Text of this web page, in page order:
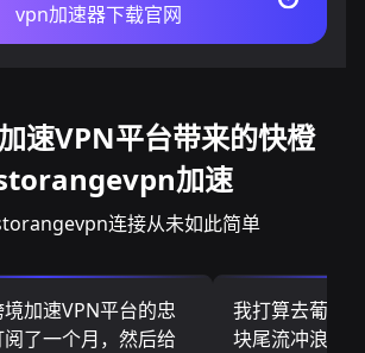
vpn加速器下载官网
速VPN平台带来的快橙
加速
连接从未如此简单
加速VPN平台的忠
了一个月，然后给
我打算去葡萄
块尾流冲浪板